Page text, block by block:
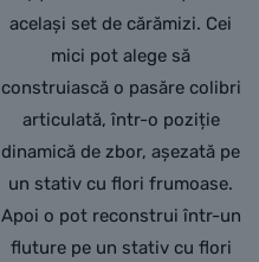
același set de cărămizi. Cei
mici pot alege să
construiască o pasăre colibri
articulată, într-o poziție
dinamică de zbor, așezată pe
un stativ cu flori frumoase.
Apoi o pot reconstrui într-un
fluture pe un stativ cu flori